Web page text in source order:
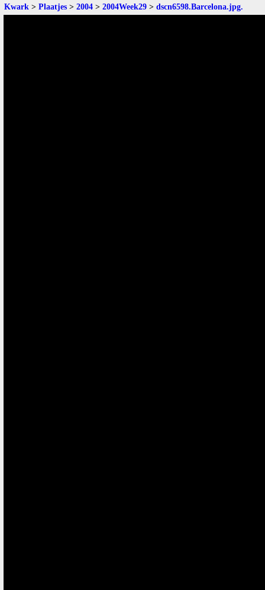
Kwark > Plaatjes > 2004 > 2004Week29 > dscn6598.Barcelona.jpg.